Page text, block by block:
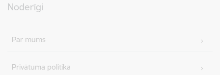
Noderīgi
Par mums
Privātuma politika